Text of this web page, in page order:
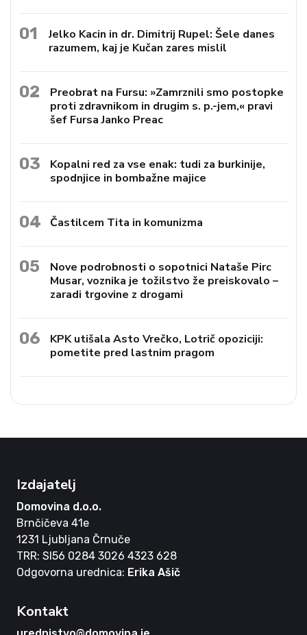
01
Jelko Kacin in dr. Dimitrij Rupel: Šele danes
razumem, kaj je Kučan zares mislil
02
Preobrat na Fursu: »Zamrznili smo postopke
proti zdravnikom in drugim s. p.-jem,« pravi
šef Fursa Janko Preac
03
Kopalni red za vse enak: tudi za burkinije,
spodnjice in bombažne majice
04 Častilcem Tita in komunizma
05
Nove podrobnosti o sopotnici Nataše Pirc
Musar, voznika je tožilstvo že preiskovalo –
zaradi trgovine z drogami
06
KPK utišala Asto Vrečko, Lotrič opoziciji:
pometite pred lastnim pragom
Izdajatelj
Domovina d.o.o.
Brnčičeva 41e
1231 Ljubljana Črnuče
TRR: SI56 0284 3026 4323 628
Odgovorna urednica: Erika Ašič
Kontakt